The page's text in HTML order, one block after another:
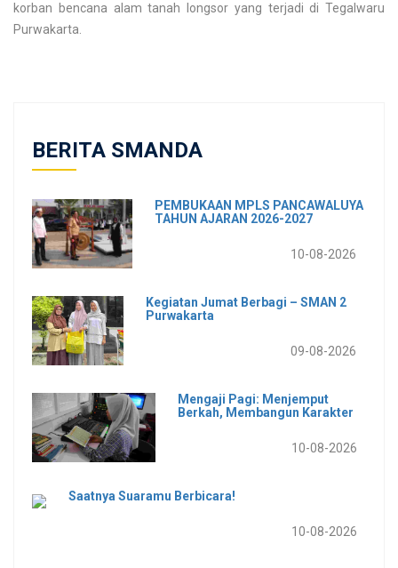
korban bencana alam tanah longsor yang terjadi di Tegalwaru
Purwakarta.
BERITA SMANDA
PEMBUKAAN MPLS PANCAWALUYA
TAHUN AJARAN 2026-2027
10-08-2026
Kegiatan Jumat Berbagi – SMAN 2
Purwakarta
09-08-2026
Mengaji Pagi: Menjemput
Berkah, Membangun Karakter
10-08-2026
Saatnya Suaramu Berbicara!
10-08-2026